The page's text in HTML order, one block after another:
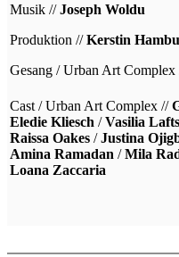
Musik //Joseph Woldu
Produktion //Kerstin
Gesang / Urban Art Complex
Cast / Urban Art Complex //
Eledie Kliesch /Vasilia
Raissa Oakes /Justina
Amina Ramadan /Mila
Loana Zaccaria